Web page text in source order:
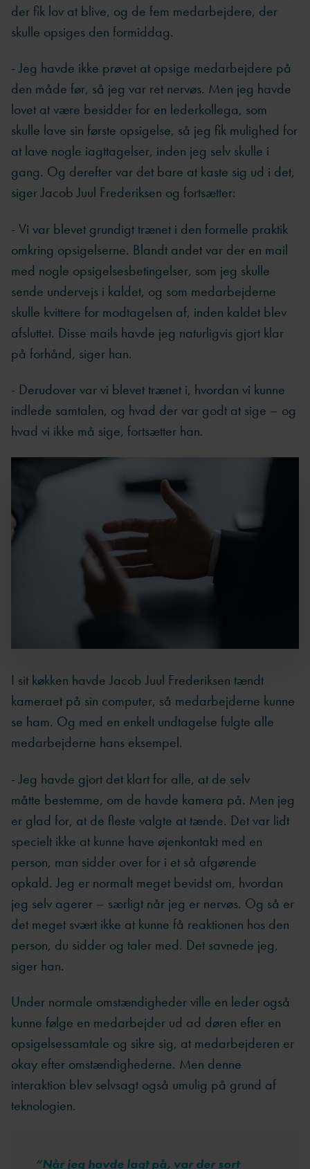
der fik lov at blive, og de fem medarbejdere, der
skulle opsiges den formiddag.
- Jeg havde ikke prøvet at opsige medarbejdere på
den måde før, så jeg var ret nervøs. Men jeg havde
lovet at være besidder for en lederkollega, som
skulle lave sin første opsigelse, så jeg fik mulighed for
at lave nogle iagttagelser, inden jeg selv skulle i
gang. Og derefter var det bare at kaste sig ud i det,
siger Jacob Juul Frederiksen og fortsætter:
- Vi var blevet grundigt trænet i den formelle praktik
omkring opsigelserne. Blandt andet var der en mail
med nogle opsigelsesbetingelser, som jeg skulle
sende undervejs i kaldet, og som medarbejderne
skulle kvittere for modtagelsen af, inden kaldet blev
afsluttet. Disse mails havde jeg naturligvis gjort klar
på forhånd, siger han.
- Derudover var vi blevet trænet i, hvordan vi kunne
indlede samtalen, og hvad der var godt at sige – og
hvad vi ikke må sige, fortsætter han.
I sit køkken havde Jacob Juul Frederiksen tændt
kameraet på sin computer, så medarbejderne kunne
se ham. Og med en enkelt undtagelse fulgte alle
medarbejderne hans eksempel.
- Jeg havde gjort det klart for alle, at de selv
måtte bestemme, om de havde kamera på. Men jeg
er glad for, at de fleste valgte at tænde. Det var lidt
specielt ikke at kunne have øjenkontakt med en
person, man sidder over for i et så afgørende
opkald. Jeg er normalt meget bevidst om, hvordan
jeg selv agerer – særligt når jeg er nervøs. Og så er
det meget svært ikke at kunne få reaktionen hos den
person, du sidder og taler med. Det savnede jeg,
siger han.
Under normale omstændigheder ville en leder også
kunne følge en medarbejder ud ad døren efter en
opsigelsessamtale og sikre sig, at medarbejderen er
okay efter omstændighederne. Men denne
interaktion blev selvsagt også umulig på grund af
teknologien.
“Når jeg havde lagt på, var der sort